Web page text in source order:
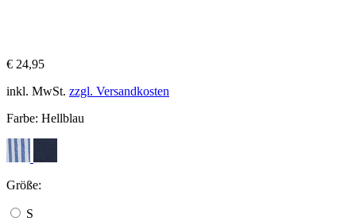
€ 24,95
inkl. MwSt. zzgl. Versandkosten
Farbe: Hellblau
Größe:
S